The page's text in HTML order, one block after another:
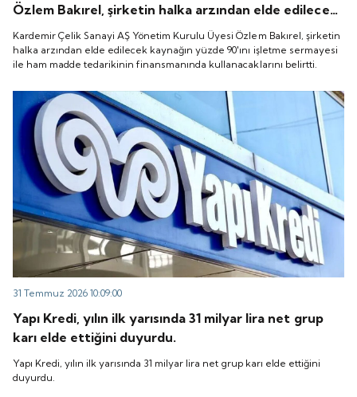
Özlem Bakırel, şirketin halka arzından elde edilecek
kaynağın yüzde 90'ını işletme sermayesi ile ham
madde tedarikinin finansmanında kullanacaklarını
belirtti.
Kardemir Çelik Sanayi AŞ Yönetim Kurulu Üyesi Özlem Bakırel, şirketin
halka arzından elde edilecek kaynağın yüzde 90'ını işletme sermayesi
ile ham madde tedarikinin finansmanında kullanacaklarını belirtti.
31 Temmuz 2026 10:09:00
Yapı Kredi, yılın ilk yarısında 31 milyar lira net grup
karı elde ettiğini duyurdu.
Yapı Kredi, yılın ilk yarısında 31 milyar lira net grup karı elde ettiğini
duyurdu.